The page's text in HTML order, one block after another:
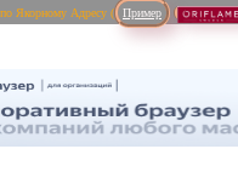
Якорному Адресу ( Пример